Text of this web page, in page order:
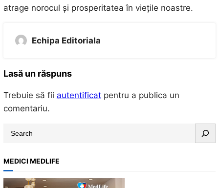
atrage norocul și prosperitatea în viețile noastre.
Echipa Editoriala
Lasă un răspuns
Trebuie să fii autentificatpentru a publica un
comentariu.
a
r
c
MEDICI MEDLIFE